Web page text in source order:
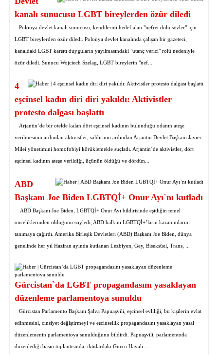
kanalı sunucusu LGBT bireylerden özür diledi
Polonya devlet kanalı sunucusu, kendilerini hedef alan "nefret dolu sözler" için
LGBT bireylerden özür diledi. Polonya devlet kanalında çalışan bir gazeteci,
kanaldaki LGBT karşıtı duyguların yayılmasındaki "utanç verici" rolü nedeniyle
özür diledi. Sunucu Wojciech Szelag, LGBT bireylerin "nef...
4
eşcinsel kadın diri diri yakıldı: Aktivistler
protesto dalgası başlattı
Arjantin`de bir otelde kalan dört eşcinsel kadının bulunduğu odanın ateşe
verilmesinin ardından aktivistler, saldırının ardından Arjantin Devlet Başkanı Javier
Milei yönetimini homofobiyi körüklemekle suçladı. Arjantin`de aktivistler, dört
eşcinsel kadının ateşe verildiği, üçünün öldüğü ve dördün...
ABD
Başkanı Joe Biden LGBTQİ+ Onur Ayı`nı kutladı
ABD Başkanı Joe Biden, LGBTQİ+ Onur Ayı bildirisinde eşitliğin temel
önceliklerinden olduğunu söyledi, ABD halkını LGBTQİ+’ların kazanımlarını
tanımaya çağırdı. Amerika Birleşik Devletleri (ABD) Başkanı Joe Biden, dünya
genelinde her yıl Haziran ayında kutlanan Lezbiyen, Gey, Biseksüel, Trans, ...
Gürcistan`da LGBT propagandasını yasaklayan
düzenleme parlamentoya sunuldu
Gürcistan Parlamento Başkanı Şalva Papuaşvili, eşcinsel evliliği, bu kişilerin evlat
edinmesini, cinsiyet değiştirmeyi ve eşcinsellik propagandasını yasaklayan yasal
düzenlemenin parlamentoya sunulduğunu bildirdi. Papuaşvili, parlamentoda
düzenlediği basın toplantısında, iktidardaki Gürcü Hayali ...